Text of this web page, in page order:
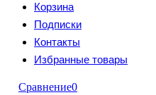
Корзина
Подписки
Контакты
Избранные товары
Сравнение0